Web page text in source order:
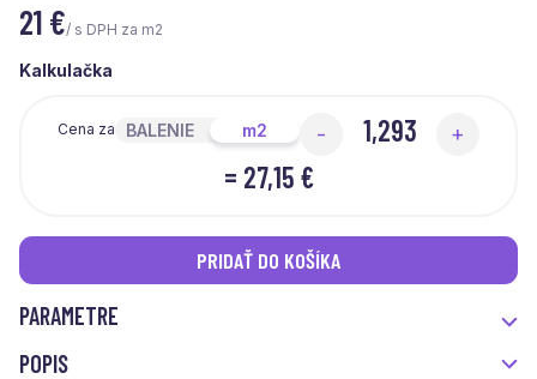
21 €/ s DPH za m2
Kalkulačka
Cena za BALENIE m2 - +
= 27,15 €
PRIDAŤ DO KOŠÍKA
PARAMETRE
POPIS